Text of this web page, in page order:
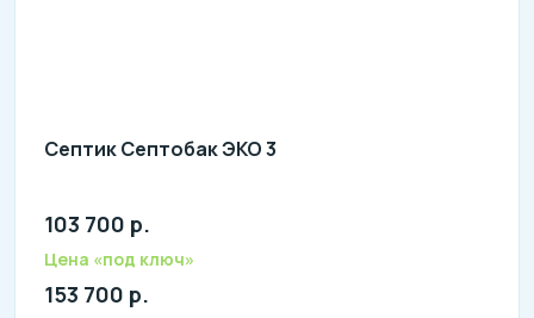
Септик Септобак ЭКО 3
Количество человек: 2-4
литров в сутки: 600
103 700 р.
Цена «под ключ»
153 700 р.